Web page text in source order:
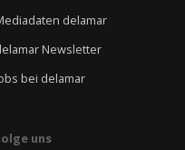
delamar
Newsletter
bei delamar
uns